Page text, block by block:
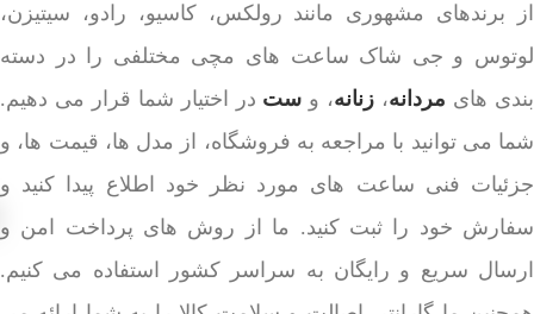
از برندهای مشهوری مانند رولکس، کاسیو، رادو، سیتیزن،
لوتوس و جی شاک ساعت های مچی مختلفی را در دسته
بندی های مردانه، زنانه، و ست در اختیار شما قرار می دهیم.
شما می توانید با مراجعه به فروشگاه، از مدل ها، قیمت ها، و
جزئیات فنی ساعت های مورد نظر خود اطلاع پیدا کنید و
سفارش خود را ثبت کنید. ما از روش های پرداخت امن و
ارسال سریع و رایگان به سراسر کشور استفاده می کنیم.